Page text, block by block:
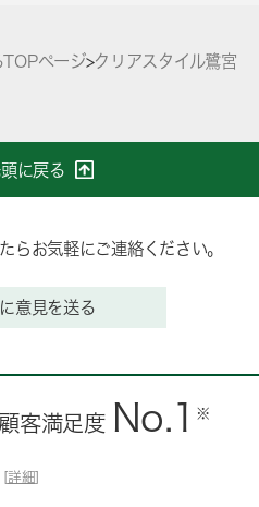
ページ>クリアスタイル鷺宮
に戻る
らお気軽にご連絡ください。
意見を送る
客満足度 No.1 ※
詳細